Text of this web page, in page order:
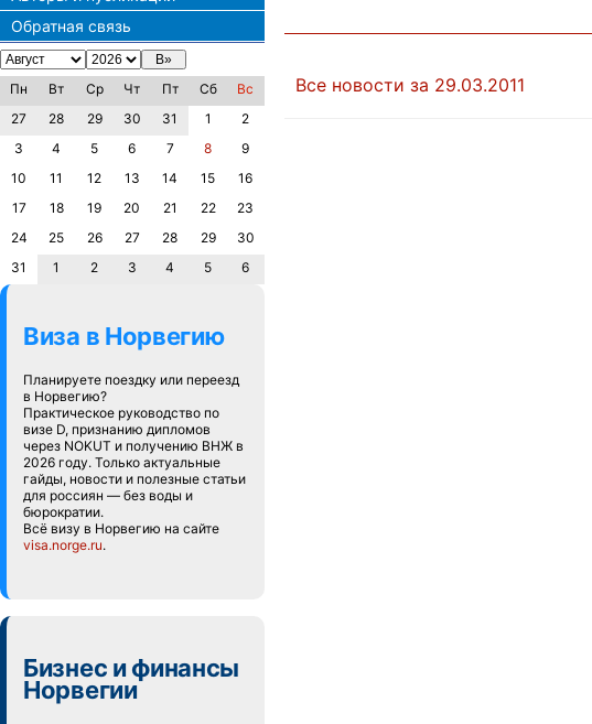
Обратная связь
Пн Вт Ср Чт Пт Сб
Вс
27
28 29 30 31 1
2
3
4 5 6 7 8
9
10
11 12 13 14 15
16
17
18 19 20 21 22
23
24
25 26 27 28 29
30
31
1 2 3 4 5 6
Виза в Норвегию
Планируете поездку или переезд
в Норвегию?
Практическое руководство по
визе D, признанию дипломов
через NOKUT и получению ВНЖ в
2026 году. Только актуальные
гайды, новости и полезные статьи
для россиян — без воды и
бюрократии.
Всё визу в Норвегию на сайте
visa.norge.ru.
Бизнес и финансы
Норвегии
Все новости за 29.03.2011